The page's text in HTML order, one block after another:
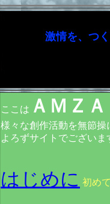
激情を、つ
ここは ＡＭＺ
様々な創作活動を無節操
よろずサイトでございま
はじめに 初め